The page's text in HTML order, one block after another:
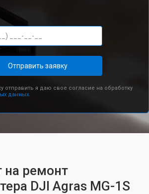
Отправить заявку
отправить я даю свое согласие на обработку
данных.
на ремонт
DJI Agras MG-1S